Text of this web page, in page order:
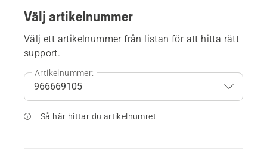
Välj artikelnummer
Välj ett artikelnummer från listan för att hitta rätt
support.
Artikelnummer:
Så här hittar du artikelnumret